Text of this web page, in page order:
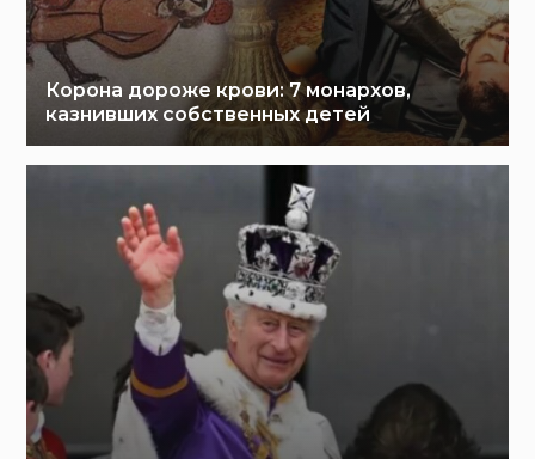
Корона дороже крови: 7 монархов,
казнивших собственных детей